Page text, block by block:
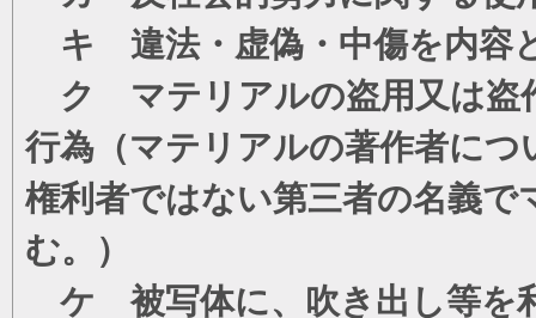
キ 違法・虚偽・中傷を内容
ク マテリアルの盗用又は盗
行為（マテリアルの著作者に
権利者ではない第三者の名義
む。）
ケ 被写体に、吹き出し等を